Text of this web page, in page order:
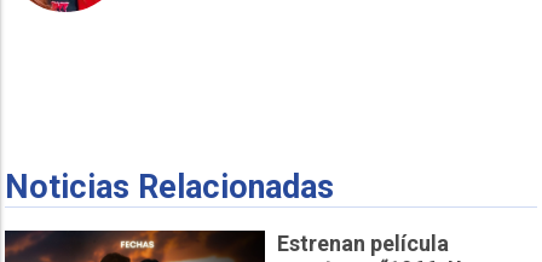
Noticias Relacionadas
Estrenan película